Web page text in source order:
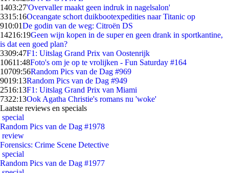
1403:27'Overvaller maakt geen indruk in nagelsalon'
3315:16Oceangate schort duikbootexpedities naar Titanic op
910:01De godin van de weg: Citroën DS
14216:19Geen wijn kopen in de super en geen drank in sportkantine,
is dat een goed plan?
3309:47F1: Uitslag Grand Prix van Oostenrijk
10611:48Foto's om je op te vrolijken - Fun Saturday #164
10709:56Random Pics van de Dag #969
9019:13Random Pics van de Dag #949
2516:13F1: Uitslag Grand Prix van Miami
7322:13Ook Agatha Christie's romans nu 'woke'
Laatste reviews en specials
special
Random Pics van de Dag #1978
review
Forensics: Crime Scene Detective
special
Random Pics van de Dag #1977